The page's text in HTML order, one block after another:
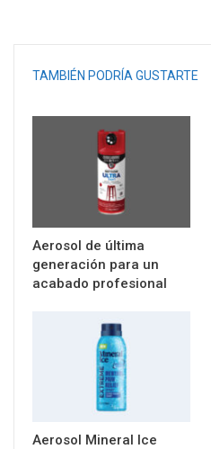
TAMBIÉN PODRÍA GUSTARTE
Aerosol de última
generación para un
acabado profesional
Aerosol Mineral Ice